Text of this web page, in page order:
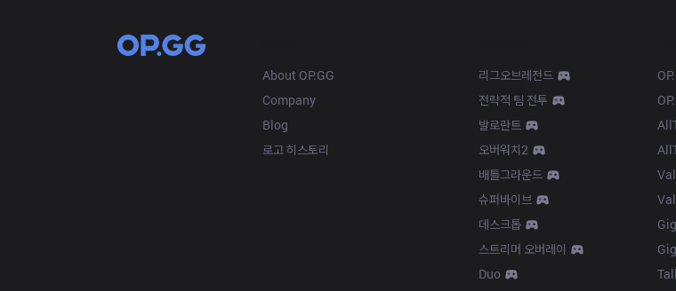
About OP.GG
Company
Blog
로고 히스토리
리그오브레전드
전략적 팀 전투
발로란트
오버워치2
배틀그라운드
슈퍼바이브
데스크톱
스트리머 오버레이
Duo